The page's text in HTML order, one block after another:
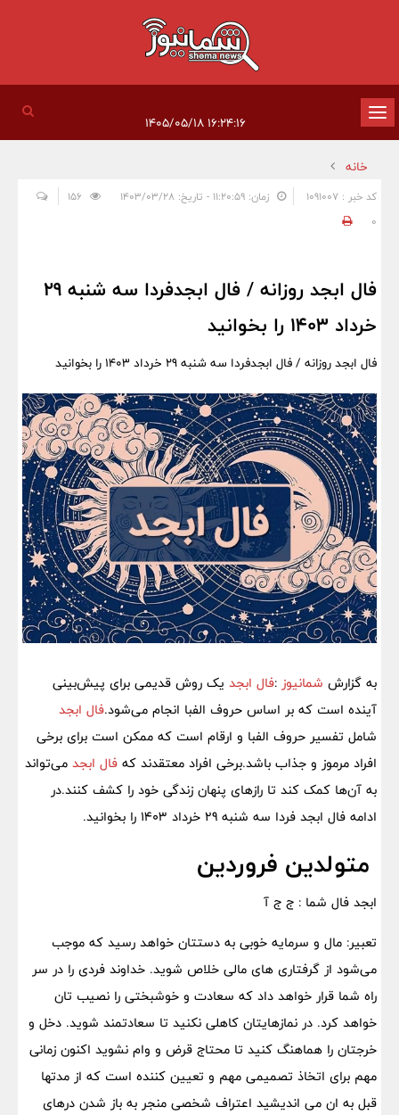
تغییر
وضعیت
ناوبری
خانه
کد خبر : 1091007 زمان: ۱۱:۲۰:۵۹ - تاریخ: ۱۴۰۳/۰۳/۲۸
0
فال ابجد روزانه / فال ابجدفردا سه شنبه 29
خرداد 1403 را بخوانید
فال ابجد روزانه / فال ابجدفردا سه شنبه 29 خرداد 1403 را بخوانید
به گزارش شمانیوز :فال ابجد یک روش قدیمی برای پیش‌بینی
آینده است که بر اساس حروف الفبا انجام می‌شود.فال ابجد
شامل تفسیر حروف الفبا و ارقام است که ممکن است برای برخی
افراد مرموز و جذاب باشد.برخی افراد معتقدند که فال ابجد می‌تواند
به آن‌ها کمک کند تا رازهای پنهان زندگی خود را کشف کنند.در
ادامه فال ابجد فردا سه شنبه 29 خرداد 1403 را بخوانید.
متولدین فروردین
ابجد فال شما : ج ج آ
تعبیر: مال و سرمایه خوبی به دستتان خواهد رسید که موجب
می‌شود از گرفتاری های مالی خلاص شوید. خداوند فردی را در سر
راه شما قرار خواهد داد که سعادت و خوشبختی را نصیب تان
خواهد کرد. در نمازهایتان کاهلی نکنید تا سعادتمند شوید. دخل و
خرجتان را هماهنگ کنید تا محتاج قرض و وام نشوید اکنون زمانی
مهم برای اتخاذ تصمیمی مهم و تعیین کننده است که از مدتها
قبل به ان می اندیشید اعتراف شخصی منجر به باز شدن درهای